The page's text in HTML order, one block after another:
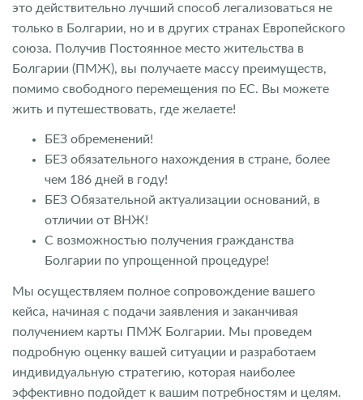
это действительно лучший способ легализоваться не
только в Болгарии, но и в других странах Европейского
союза. Получив Постоянное место жительства в
Болгарии (ПМЖ), вы получаете массу преимуществ,
помимо свободного перемещения по ЕС. Вы можете
жить и путешествовать, где желаете!
БЕЗ обременений!
БЕЗ обязательного нахождения в стране, более
чем 186 дней в году!
БЕЗ Обязательной актуализации оснований, в
отличии от ВНЖ!
С возможностью получения гражданства
Болгарии по упрощенной процедуре!
Мы осуществляем полное сопровождение вашего
кейса, начиная с подачи заявления и заканчивая
получением карты ПМЖ Болгарии. Мы проведем
подробную оценку вашей ситуации и разработаем
индивидуальную стратегию, которая наиболее
эффективно подойдет к вашим потребностям и целям.